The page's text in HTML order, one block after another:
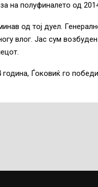
на полуфиналето од
од тој дуел.
влог. Јас сум
година, Ѓоковиќ го